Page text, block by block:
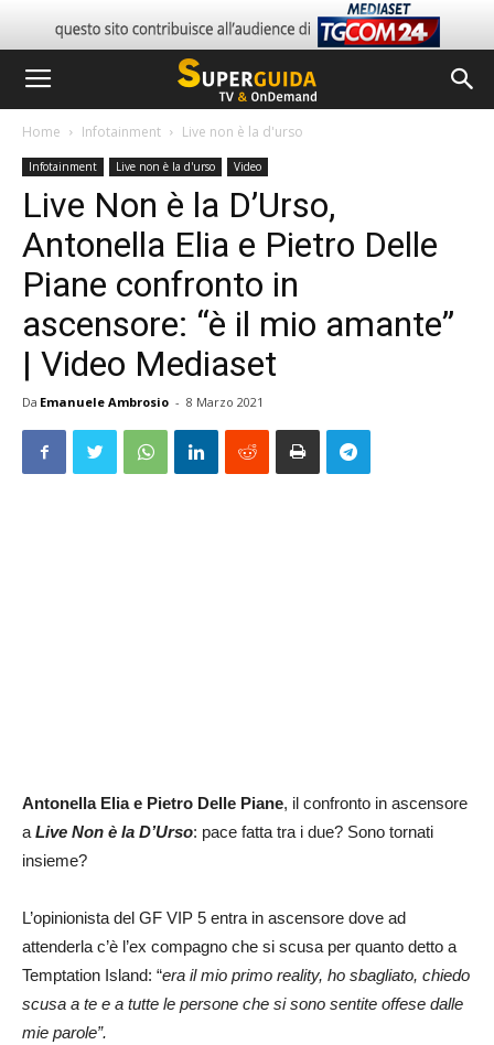
Home Infotainment Live non è la d'urso
Infotainment Live non è la d'urso Video
Live Non è la D’Urso,
Antonella Elia e Pietro Delle
Piane confronto in
ascensore: “è il mio amante”
| Video Mediaset
Da Emanuele Ambrosio - 8 Marzo 2021
Antonella Elia e Pietro Delle Piane, il confronto in ascensore
aLive Non è la D’Urso: pace fatta tra i due? Sono tornati
insieme?
L’opinionista del GF VIP 5 entra in ascensore dove ad
attenderla c’è l’ex compagno che si scusa per quanto detto a
Temptation Island: “era il mio primo reality, ho sbagliato, chiedo
scusa a te e a tutte le persone che si sono sentite offese dalle
mie parole”.